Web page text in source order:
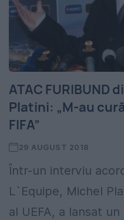
ATAC FURIBUND
Platini: „M-au
FIFA”
29 AUGUST 2018
Într-un interviu
L`Equipe, Michel
al UEFA, a lansat